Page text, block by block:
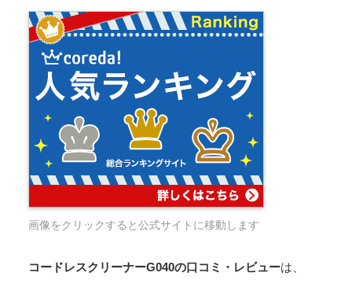
画像をクリックすると公式サイトに移動します
コードレスクリーナーG040の口コミ・レビューは、